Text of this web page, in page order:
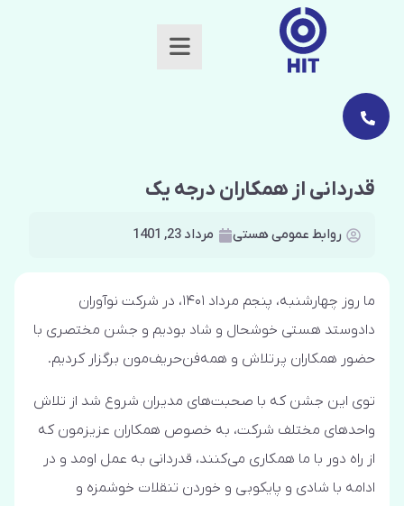
قدردانی از همکاران‌ درجه یک‌
روابط عمومی هستی مرداد 23, 1401
ما روز چهارشنبه، پنجم مرداد ۱۴۰۱، در شرکت نوآوران
دادوستد هستی خوشحال و شاد بودیم و جشن مختصری با
حضور همکاران پرتلاش و همه‌فن‌حریف‌مون برگزار کردیم.
توی این جشن که با صحبت‌های مدیران شروع شد از تلاش
واحدهای مختلف شرکت، به خصوص همکاران عزیزمون که
از راه دور با ما همکاری می‌کنند، قدردانی به عمل اومد و در
ادامه با شادی و پایکوبی و خوردن تنقلات خوشمزه و